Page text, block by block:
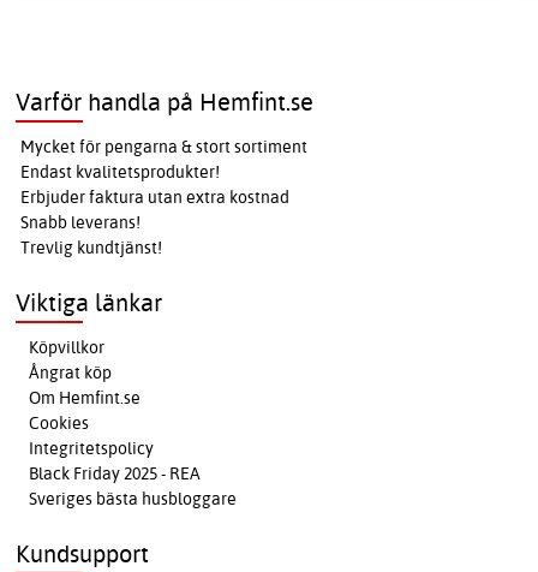
Varför handla på Hemfint.se
Mycket för pengarna & stort sortiment
Endast kvalitetsprodukter!
Erbjuder faktura utan extra kostnad
Snabb leverans!
Trevlig kundtjänst!
Viktiga länkar
Köpvillkor
Ångrat köp
Om Hemfint.se
Cookies
Integritetspolicy
Black Friday 2025 - REA
Sveriges bästa husbloggare
Kundsupport